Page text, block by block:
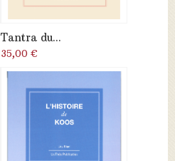
Tantra du...
35,00 €